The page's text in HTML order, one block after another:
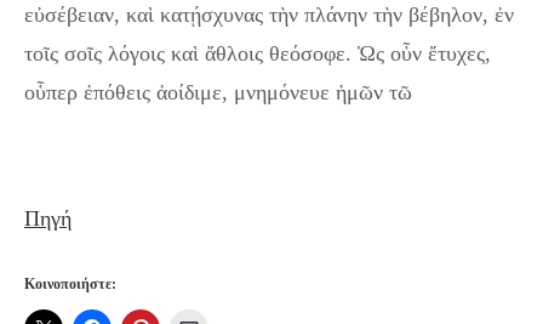
εὐσέβειαν, καὶ κατῄσχυνας τὴν πλάνην τὴν βέβηλον, ἐν
τοῖς σοῖς λόγοις καὶ ἄθλοις θεόσοφε. Ὡς οὗν ἔτυχες,
οὗπερ ἐπόθεις ἀοίδιμε, μνημόνευε ἡμῶν τῶ
Πηγή
Κοινοποιήστε: